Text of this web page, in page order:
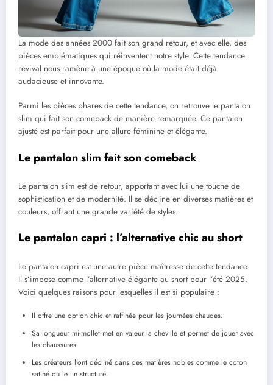
La mode des années 2000 fait son grand retour, et avec elle, des
pièces emblématiques qui réinventent notre style. Cette tendance
revival nous ramène à une époque où la mode était déjà
audacieuse et innovante.
Parmi les pièces phares de cette tendance, on retrouve le pantalon
slim qui fait son comeback de manière remarquée. Ce pantalon
ajusté est parfait pour une allure féminine et élégante.
Le pantalon slim fait son comeback
Le pantalon slim est de retour, apportant avec lui une touche de
sophistication et de modernité. Il se décline en diverses matières et
couleurs, offrant une grande variété de styles.
Le pantalon capri : l’alternative chic au short
Le pantalon capri est une autre pièce maîtresse de cette tendance.
Il s’impose comme l’alternative élégante au short pour l’été 2025.
Voici quelques raisons pour lesquelles il est si populaire :
Il offre une option chic et raffinée pour les journées chaudes.
Sa longueur mi-mollet met en valeur la cheville et permet de jouer avec
les chaussures.
Les créateurs l’ont décliné dans des matières nobles comme le coton
satiné ou le lin structuré.